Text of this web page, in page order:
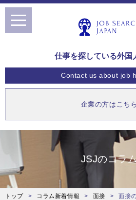
仕事を探している外国
Contact usabout job
企業の方はこちら
JSJのコラ
トップ コラム新着情報 面接 面接
toggle
navigation